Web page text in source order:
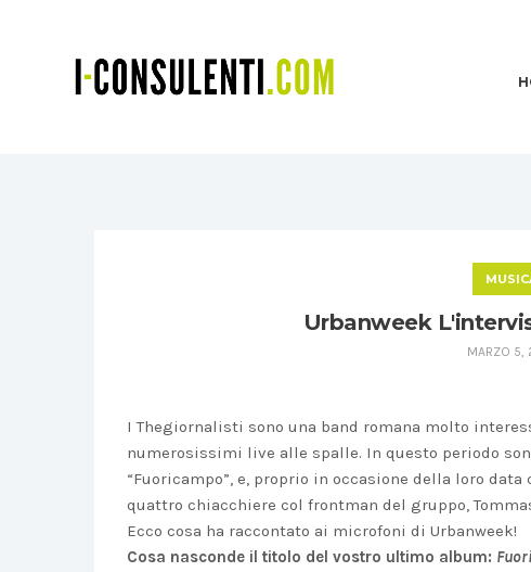
Urbanweek
MARZO 5,
I Thegiornalisti sono una band romana molto
numerosissimi live alle spalle. In questo periodo
“Fuoricampo”, e, proprio in occasione della loro
quattro chiacchiere col frontman del gruppo,
Ecco cosa ha raccontato ai microfoni di Urbanweek!
Cosa nasconde il titolo del vostro ultimo album: